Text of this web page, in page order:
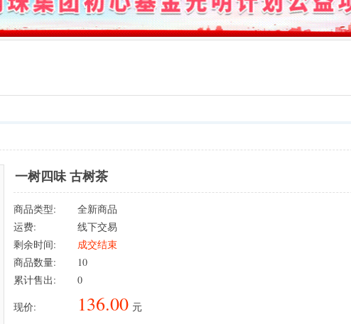
一树四味 古树茶
商品类型:
全新商品
运费:
线下交易
剩余时间:
成交结束
商品数量:
10
累计售出:
0
现价:
136.00 元